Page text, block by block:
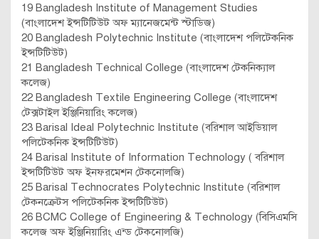
19 Bangladesh Institute of Management Studies
(বাংলাদেশ ইন্সটিটিউট অফ ম্যানেজমেন্ট স্টাডিজ)
20 Bangladesh Polytechnic Institute (বাংলাদেশ পলিটেকনিক
ইন্সটিটিউট)
21 Bangladesh Technical College (বাংলাদেশ টেকনিক্যাল
কলেজ)
22 Bangladesh Textile Engineering College (বাংলাদেশ
টেক্সটাইল ইঞ্জিনিয়ারিং কলেজ)
23 Barisal Ideal Polytechnic Institute (বরিশাল আইডিয়াল
পলিটেকনিক ইন্সটিটিউট)
24 Barisal Institute of Information Technology ( বরিশাল
ইন্সটিটিউট অফ ইনফরমেশন টেকনোলজি)
25 Barisal Technocrates Polytechnic Institute (বরিশাল
টেকনক্রেটস পলিটেকনিক ইন্সটিটিউট)
26 BCMC College of Engineering & Technology (বিসিএমসি
কলেজ অফ ইঞ্জিনিয়ারিং এন্ড টেকনোলজি)